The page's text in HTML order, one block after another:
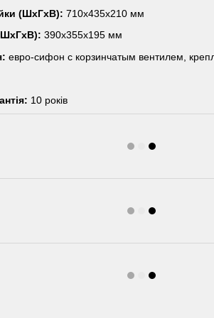
(ШхГхВ): 710х435х210 мм
390х355х195 мм
евро-сифон с корзинчатым вентилем,
10 років